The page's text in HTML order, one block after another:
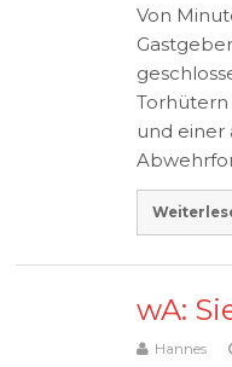
Von
und
wA:
Hannes